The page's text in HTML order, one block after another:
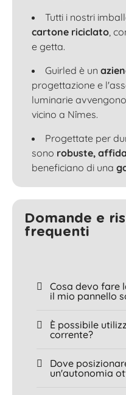
Tutti i nostri
cartone riciclato,
e getta.
Guirled è un
progettazione e
luminarie
vicino a Nîmes.
Progettate per
sono robuste,
beneficiano di una
Domande e
frequenti
Cosa devo fare
il mio pannello
È possibile
corrente?
Dove
un'autonomia